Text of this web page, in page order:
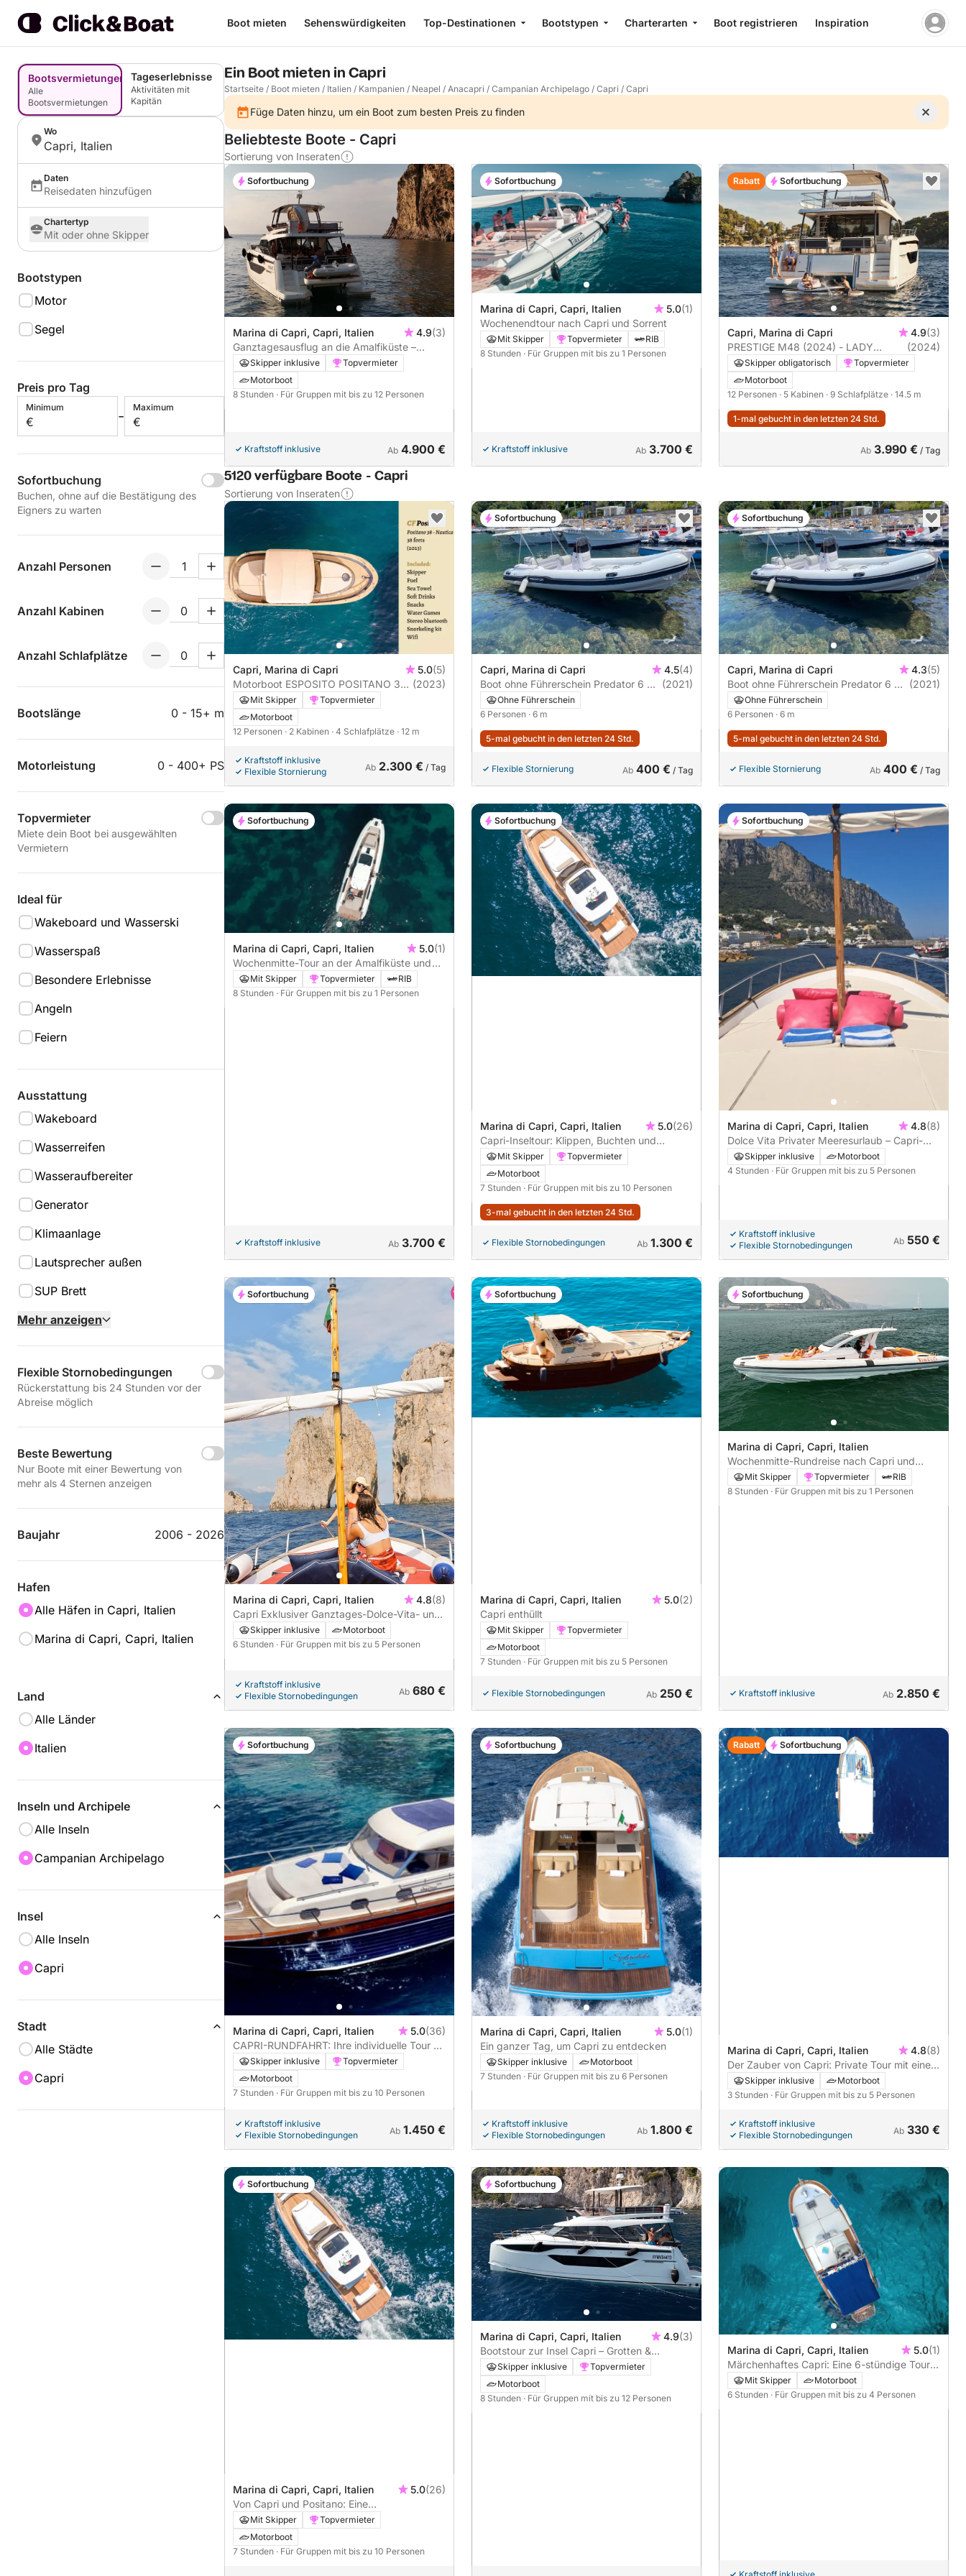
Boot mieten Sehenswürdigkeiten Top-Destinationen Bootstypen Charterarten Boot registrieren Inspiration
Bootsvermietungen
Alle
Bootsvermietungen
Tageserlebnisse
Aktivitäten mit
Kapitän
Wo
Capri, Italien
Daten
Reisedaten hinzufügen
Chartertyp
Mit oder ohne Skipper
Bootstypen
Motor
Segel
Preis pro Tag
Minimum
€ -
Maximum
€
Sofortbuchung
Buchen, ohne auf die Bestätigung des
Eigners zu warten
Anzahl Personen
Anzahl Kabinen
Anzahl Schlafplätze
Bootslänge 0 - 15+ m
Motorleistung 0 - 400+ PS
Topvermieter
Miete dein Boot bei ausgewählten
Vermietern
Ideal für
Wakeboard und Wasserski
Wasserspaß
Besondere Erlebnisse
Angeln
Feiern
Ausstattung
Wakeboard
Wasserreifen
Wasseraufbereiter
Generator
Klimaanlage
Lautsprecher außen
SUP Brett
Mehr anzeigen
Flexible Stornobedingungen
Rückerstattung bis 24 Stunden vor der
Abreise möglich
Beste Bewertung
Nur Boote mit einer Bewertung von
mehr als 4 Sternen anzeigen
Baujahr 2006 - 2026
Hafen
Alle Häfen in Capri, Italien
Marina di Capri, Capri, Italien
Land
Alle Länder
Italien
Inseln und Archipele
Alle Inseln
Campanian Archipelago
Insel
Alle Inseln
Capri
Stadt
Alle Städte
Capri
Ein Boot mieten in Capri
Startseite / Boot mieten / Italien / Kampanien / Neapel / Anacapri / Campanian Archipelago / Capri / Capri
Füge Daten hinzu, um ein Boot zum besten Preis zu finden
Beliebteste Boote - Capri
Sortierung von Inseraten
Marina di Capri, Capri, Italien 4.9(3)
Ganztagesausflug an die Amalfiküste –
Furore, Amalfi & Li Galli Inseln
Skipper inklusive
Topvermieter
Motorboot
8 Stunden · Für Gruppen mit bis zu 12 Personen
Kraftstoff inklusive Ab 4.900 €
Sofortbuchung
Marina di Capri, Capri, Italien 5.0(1)
Wochenendtour nach Capri und Sorrent
Mit Skipper Topvermieter
RIB
8 Stunden · Für Gruppen mit bis zu 1 Personen
Kraftstoff inklusive Ab 3.700 €
Sofortbuchung
Capri, Marina di Capri 4.9(3)
PRESTIGE M48 (2024) - LADY
FRANCY - Motorkatamaran (ohne
Segel)
(2024)
Skipper obligatorisch
Topvermieter
Motorboot
12 Personen · 5 Kabinen · 9 Schlafplätze · 14.5 m
1-mal gebucht in den letzten 24 Std.
Ab 3.990 € / Tag
Rabatt Sofortbuchung
5120 verfügbare Boote - Capri
Sortierung von Inseraten
Capri, Marina di Capri 5.0(5)
Motorboot ESPOSITO POSITANO 38
740PS
(2023)
Mit Skipper
Topvermieter
Motorboot
12 Personen · 2 Kabinen · 4 Schlafplätze · 12 m
Kraftstoff inklusive
Flexible Stornierung
Ab 2.300 € / Tag
Capri, Marina di Capri 4.5(4)
Boot ohne Führerschein Predator 6 mt
(1)
(2021)
Ohne Führerschein
6 Personen · 6 m
5-mal gebucht in den letzten 24 Std.
Flexible Stornierung Ab 400 € / Tag
Sofortbuchung
Capri, Marina di Capri 4.3(5)
Boot ohne Führerschein Predator 6 mt
(2)
(2021)
Ohne Führerschein
6 Personen · 6 m
5-mal gebucht in den letzten 24 Std.
Flexible Stornierung Ab 400 € / Tag
Sofortbuchung
Marina di Capri, Capri, Italien 5.0(1)
Wochenmitte-Tour an der Amalfiküste und
den Li Galli Inseln
Mit Skipper Topvermieter
RIB
8 Stunden · Für Gruppen mit bis zu 1 Personen
Kraftstoff inklusive Ab 3.700 €
Sofortbuchung
Marina di Capri, Capri, Italien 5.0(26)
Capri-Inseltour: Klippen, Buchten und
Charme
Mit Skipper
Topvermieter
Motorboot
7 Stunden · Für Gruppen mit bis zu 10 Personen
3-mal gebucht in den letzten 24 Std.
Flexible Stornobedingungen Ab 1.300 €
Sofortbuchung
Marina di Capri, Capri, Italien 4.8(8)
Dolce Vita Privater Meeresurlaub – Capri-
TourSkipper inklusive
Motorboot
4 Stunden · Für Gruppen mit bis zu 5 Personen
Kraftstoff inklusive
Flexible Stornobedingungen
Ab 550 €
Sofortbuchung
Marina di Capri, Capri, Italien 4.8(8)
Capri Exklusiver Ganztages-Dolce-Vita- und
Vibes-Service
Skipper inklusive
Motorboot
6 Stunden · Für Gruppen mit bis zu 5 Personen
Kraftstoff inklusive
Flexible Stornobedingungen
Ab 680 €
Sofortbuchung
Marina di Capri, Capri, Italien 5.0(2)
Capri enthüllt
Mit Skipper
Topvermieter
Motorboot
7 Stunden · Für Gruppen mit bis zu 5 Personen
Flexible Stornobedingungen Ab 250 €
Sofortbuchung
Marina di Capri, Capri, Italien
Wochenmitte-Rundreise nach Capri und
Sorrent
Mit Skipper Topvermieter
RIB
8 Stunden · Für Gruppen mit bis zu 1 Personen
Kraftstoff inklusive Ab 2.850 €
Sofortbuchung
Marina di Capri, Capri, Italien 5.0(36)
CAPRI-RUNDFAHRT: Ihre individuelle Tour ab
CapriSkipper inklusive
Topvermieter
Motorboot
7 Stunden · Für Gruppen mit bis zu 10 Personen
Kraftstoff inklusive
Flexible Stornobedingungen
Ab 1.450 €
Sofortbuchung
Marina di Capri, Capri, Italien 5.0(1)
Ein ganzer Tag, um Capri zu entdecken
Skipper inklusive
Motorboot
7 Stunden · Für Gruppen mit bis zu 6 Personen
Kraftstoff inklusive
Flexible Stornobedingungen
Ab 1.800 €
Sofortbuchung
Marina di Capri, Capri, Italien 4.8(8)
Der Zauber von Capri: Private Tour mit einem
einheimischen Skipper
Skipper inklusive
Motorboot
3 Stunden · Für Gruppen mit bis zu 5 Personen
Kraftstoff inklusive
Flexible Stornobedingungen
Ab 330 €
Rabatt Sofortbuchung
Marina di Capri, Capri, Italien 5.0(26)
Von Capri und Positano: Eine
Panoramakreuzfahrt entlang der Amalfiküste
Mit Skipper
Topvermieter
Motorboot
7 Stunden · Für Gruppen mit bis zu 10 Personen
Sofortbuchung
Marina di Capri, Capri, Italien 4.9(3)
Bootstour zur Insel Capri – Grotten &
Faraglioni-Erlebnis
Skipper inklusive
Topvermieter
Motorboot
8 Stunden · Für Gruppen mit bis zu 12 Personen
Sofortbuchung
Marina di Capri, Capri, Italien 5.0(1)
Märchenhaftes Capri: Eine 6-stündige Tour
mit einem traditionellen Gozzo-Boot aus
Sorrent.
Mit Skipper
Motorboot
6 Stunden · Für Gruppen mit bis zu 4 Personen